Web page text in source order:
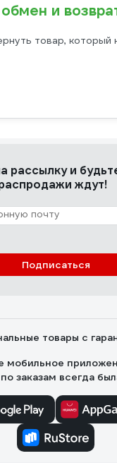
и
товар, который
рассылкуи
ждут!
Подписаться
товары с
мобильное
заказам всегда